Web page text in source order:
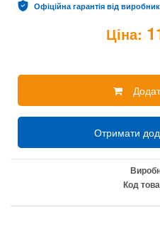
Офіційна гарантія від
Ціна:
Отримати
Код